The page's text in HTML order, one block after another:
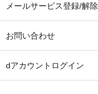
メールサービス登録/解除
お問い合わせ
dアカウントログイン